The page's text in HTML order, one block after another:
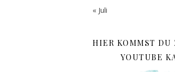
« Juli
HIER KOMMST DU
YOUTUBE